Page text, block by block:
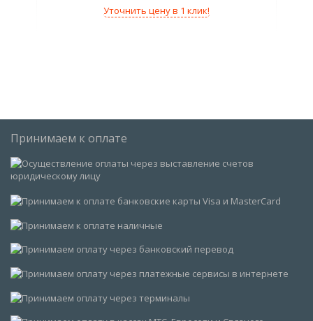
Уточнить цену в 1 клик!
Принимаем к оплате